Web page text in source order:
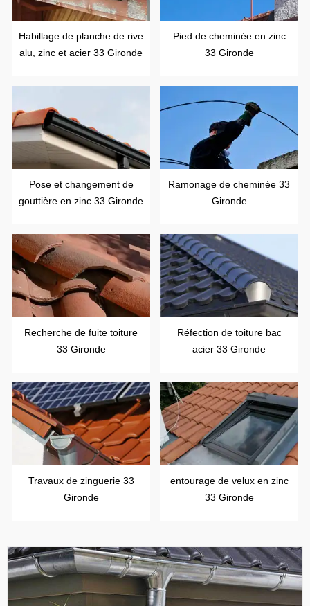
Habillage de planche de rive
alu, zinc et acier 33 Gironde
Pied de cheminée en zinc
33 Gironde
Pose et changement de
gouttière en zinc 33 Gironde
Ramonage de cheminée 33
Gironde
Recherche de fuite toiture
33 Gironde
Réfection de toiture bac
acier 33 Gironde
Travaux de zinguerie 33
Gironde
entourage de velux en zinc
33 Gironde